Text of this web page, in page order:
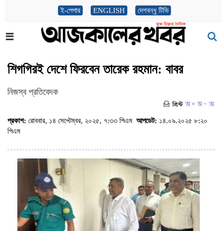
ই-পেপার ENGLISH দেশবন্ধু টিভি
শিগগিরই দেশে ফিরবেন তারেক রহমান: বাবর
নিজস্ব প্রতিবেদক
প্রকাশ: রোববার, ১৪ সেপ্টেম্বর, ২০২৫, ৭:৩৩ পিএম আপডেট: ১৪.০৯.২০২৫ ৮:২০
পিএম